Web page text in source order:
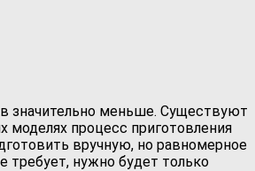
значительно меньше. Существуют
процесс приготовления
вручную, но равномерное
требует, нужно будет только